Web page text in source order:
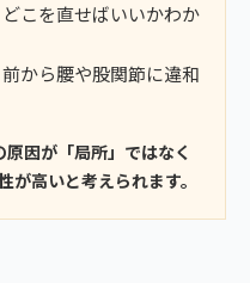
こを直せばいいかわか
から腰や股関節に違和
因が「局所」ではなく
が高いと考えられます。